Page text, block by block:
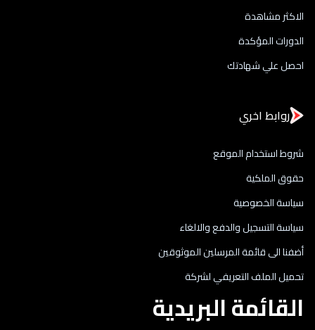
الاكثر مشاهدة
الدورات المؤكدة
احصل علي شهادتك
روابط اخري
شروط استخدام الموقع
حقوق الملكية
سياسة الخصوصية
سياسة التسجيل والدفع والالغاء
أضفنا الى قائمة المرسلين الموثوقين
تحميل الملف التعريفي لشركة
القائمة البريدية